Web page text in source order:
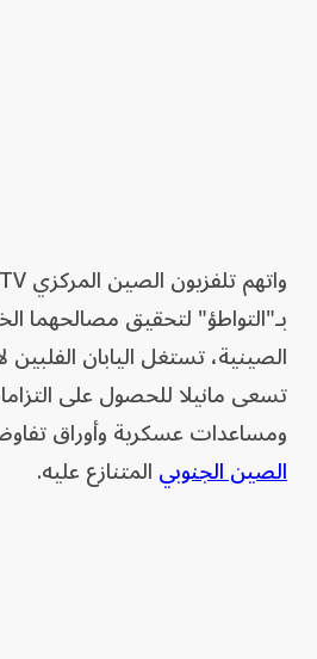
بـ"التواطؤ" لتحقيق مصالحهما
الصينية، تستغل اليابان الفلبين
تسعى مانيلا للحصول على
ومساعدات عسكرية وأوراق
الصين الجنوبيالمتنازع عليه.